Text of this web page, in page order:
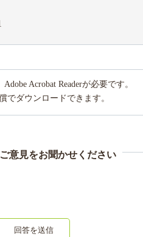
Acrobat Readerが必要です。
でダウンロードできます。
意見をお聞かせください
回答を送信